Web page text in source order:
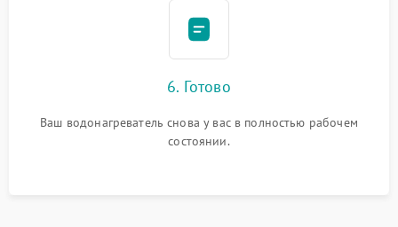
6. Готово
Ваш водонагреватель снова у вас в полностью рабочем
состоянии.